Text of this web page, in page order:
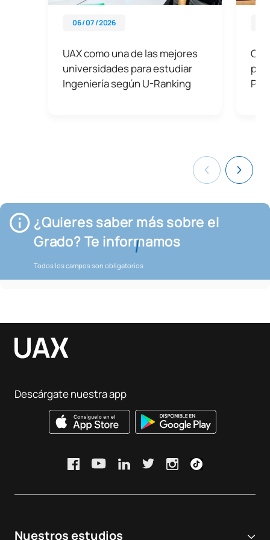
06 / 07 / 2026
UAX como una de las mejores
universidades para estudiar
Ingeniería según U-Ranking
PAU
¿Quieres saber más sobre el
Grado? Te informamos
Todos los campos son obligatorios
Nuestros estudios
Descárgate nuestra app